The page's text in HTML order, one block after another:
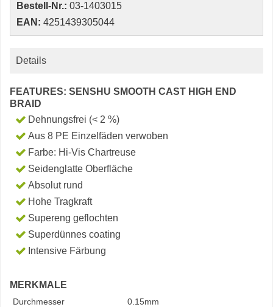
Bestell-Nr.: 03-1403015
EAN: 4251439305044
Details
FEATURES: SENSHU SMOOTH CAST HIGH END
BRAID
Dehnungsfrei (< 2 %)
Aus 8 PE Einzelfäden verwoben
Farbe: Hi-Vis Chartreuse
Seidenglatte Oberfläche
Absolut rund
Hohe Tragkraft
Supereng geflochten
Superdünnes coating
Intensive Färbung
MERKMALE
Durchmesser
0.15mm